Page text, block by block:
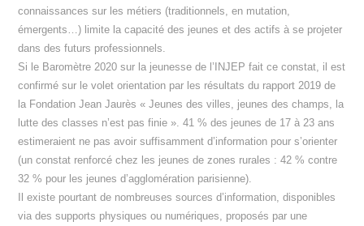
connaissances sur les métiers (traditionnels, en mutation,
émergents…) limite la capacité des jeunes et des actifs à se projeter
dans des futurs professionnels.
Si le Baromètre 2020 sur la jeunesse de l’INJEP fait ce constat, il est
confirmé sur le volet orientation par les résultats du rapport 2019 de
la Fondation Jean Jaurès « Jeunes des villes, jeunes des champs, la
lutte des classes n’est pas finie ». 41 % des jeunes de 17 à 23 ans
estimeraient ne pas avoir suffisamment d’information pour s’orienter
(un constat renforcé chez les jeunes de zones rurales : 42 % contre
32 % pour les jeunes d’agglomération parisienne).
Il existe pourtant de nombreuses sources d’information, disponibles
via des supports physiques ou numériques, proposés par une